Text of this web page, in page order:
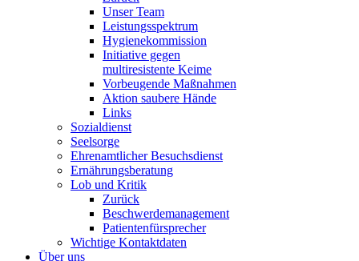
Unser Team
Leistungsspektrum
Hygienekommission
Initiative gegen
multiresistente Keime
Vorbeugende Maßnahmen
Aktion saubere Hände
Links
Sozialdienst
Seelsorge
Ehrenamtlicher Besuchsdienst
Ernährungsberatung
Lob und Kritik
Zurück
Beschwerdemanagement
Patientenfürsprecher
Wichtige Kontaktdaten
Über uns